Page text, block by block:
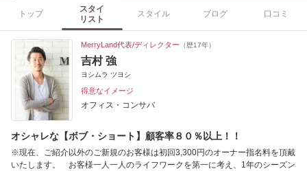
トップ
スタイ
リスト
スタイル ブログ 口コミ
MerryLand代表/ディレクター （歴17年）
吉村 強
ヨシムラ ツヨシ
得意なイメージ
オフィス・コンサバ
オシャレな【ボブ・ショート】顧客率８０％以上！！
※現在、ご紹介以外のご新規のお客様は初回3,300円のオーナー指名料を頂戴
いたします。 お客様一人一人のライフワークを第一に考え、1年のシーズン